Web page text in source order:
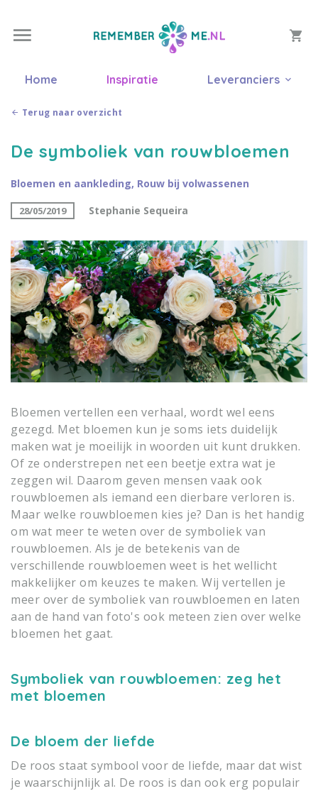
Home Inspiratie Leveranciers
Terug naar overzicht
De symboliek van rouwbloemen
Bloemen en aankleding, Rouw bij volwassenen
28/05/2019 Stephanie Sequeira
Bloemen vertellen een verhaal, wordt wel eens
gezegd. Met bloemen kun je soms iets duidelijk
maken wat je moeilijk in woorden uit kunt drukken.
Of ze onderstrepen net een beetje extra wat je
zeggen wil. Daarom geven mensen vaak ook
rouwbloemen als iemand een dierbare verloren is.
Maar welke rouwbloemen kies je? Dan is het handig
om wat meer te weten over de symboliek van
rouwbloemen. Als je de betekenis van de
verschillende rouwbloemen weet is het wellicht
makkelijker om keuzes te maken. Wij vertellen je
meer over de symboliek van rouwbloemen en laten
aan de hand van foto's ook meteen zien over welke
bloemen het gaat.
Symboliek van rouwbloemen: zeg het
met bloemen
De bloem der liefde
De roos staat symbool voor de liefde, maar dat wist
je waarschijnlijk al. De roos is dan ook erg populair